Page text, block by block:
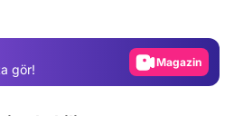
gör!
Video